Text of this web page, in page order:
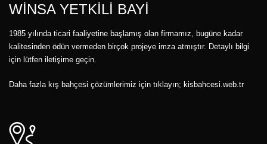
WİNSA YETKİLİ BAYİ
1985 yılında ticari faaliyetine başlamış olan firmamız, bugüne kadar
kalitesinden ödün vermeden birçok projeye imza atmıştır. Detaylı bilgi
için lütfen iletişime geçin.
Daha fazla kış bahçesi çözümlerimiz için tıklayın; kisbahcesi.web.tr